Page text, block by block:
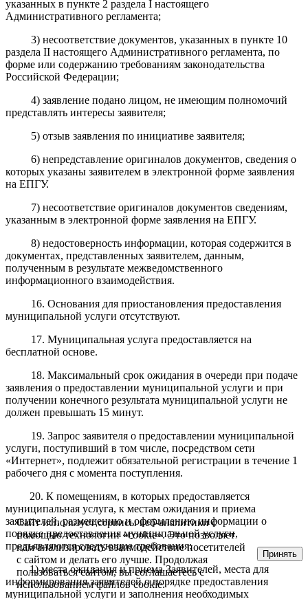
указанных в пункте 2 раздела I настоящего
Административного регламента;
3) несоответствие документов, указанных в пункте 10
раздела II настоящего Административного регламента, по
форме или содержанию требованиям законодательства
Российской Федерации;
4) заявление подано лицом, не имеющим полномочий
представлять интересы заявителя;
5) отзыв заявления по инициативе заявителя;
6) непредставление оригиналов документов, сведения о
которых указаны заявителем в электронной форме заявления
на ЕПГУ.
7) несоответствие оригиналов документов сведениям,
указанным в электронной форме заявления на ЕПГУ.
8) недостоверность информации, которая содержится в
документах, представленных заявителем, данным,
полученным в результате межведомственного
информационного взаимодействия.
16. Основания для приостановления предоставления
муниципальной услуги отсутствуют.
17. Муниципальная услуга предоставляется на
бесплатной основе.
18. Максимальный срок ожидания в очереди при подаче
заявления о предоставлении муниципальной услуги и при
получении конечного результата муниципальной услуги не
должен превышать 15 минут.
19. Запрос заявителя о предоставлении муниципальной
услуги, поступивший в том числе, посредством сети
«Интернет», подлежит обязательной регистрации в течение 1
рабочего дня с момента поступления.
20. К помещениям, в которых предоставляется
муниципальная услуга, к местам ожидания и приема
заявителей, размещению и оформлению информации о
порядке предоставления муниципальной услуги,
предъявляются следующие требования:
1) места ожидания и приема Заявителей, места для
информирования заявителей о порядке предоставления
муниципальной услуги и заполнения необходимых
Сайт использует сервисы веб-аналитики с
помощью технологии «cookie». Это позволяет
нам анализировать взаимодействие посетителей
с сайтом и делать его лучше. Продолжая
пользоваться сайтом, вы соглашаетесь с
использованием файлов cookie.
Принять